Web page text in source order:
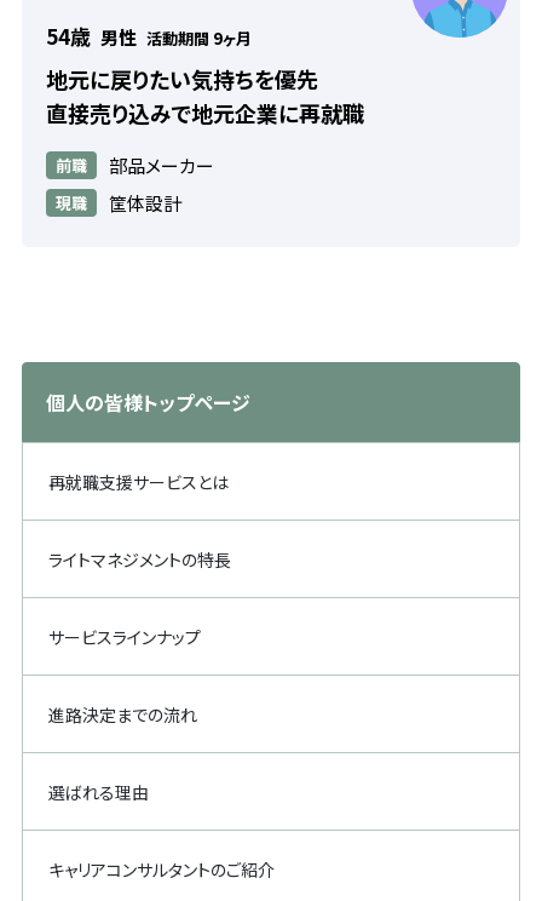
54歳 男性 活動期間 9ヶ月
地元に戻りたい気持ちを優先
直接売り込みで地元企業に再就職
前職 部品メーカー
現職 筐体設計
個人の皆様トップページ
再就職支援サービスとは
ライトマネジメントの特長
サービスラインナップ
進路決定までの流れ
選ばれる理由
キャリアコンサルタントのご紹介